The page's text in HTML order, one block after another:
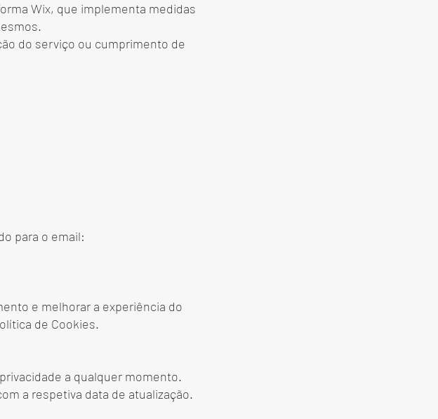
Wix, que implementa medidas
do serviço ou cumprimento de
para o email:
e melhorar a experiência do
de Cookies.
a qualquer momento.
a respetiva data de atualização.